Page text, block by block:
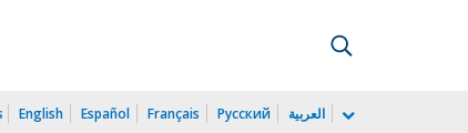
English Español Français Русский العربية